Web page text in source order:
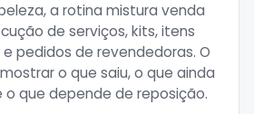
a rotina mistura venda
de serviços, kits, itens
pedidos de revendedoras. O
o que saiu, o que ainda
que depende de reposição.